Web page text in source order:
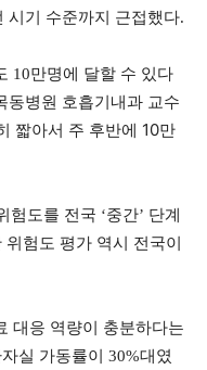
시기 수준까지 근접했다.
10만명에 달할 수 있다
동병원 호흡기내과 교수
짧아서 주 후반에 10만
도를 전국 ‘중간’ 단계
험도 평가 역시 전국이
대응 역량이 충분하다는
실 가동률이 30%대였